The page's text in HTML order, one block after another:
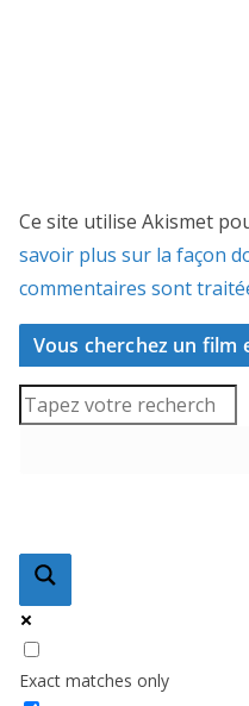
Ce site utilise Akismet
savoir plus sur la façon
commentaires sont
Vous cherchez un film
Exact matches only